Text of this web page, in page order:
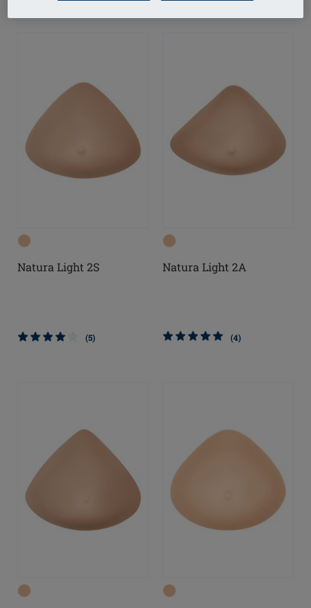
Natura Light 2S
(5)
Natura Light 2A
(4)